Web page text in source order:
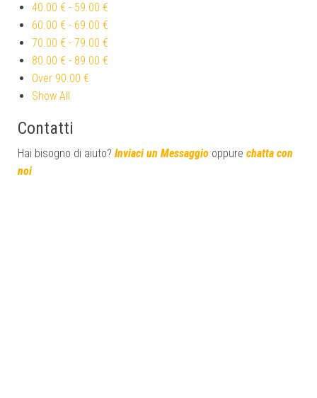
40.00 € - 59.00 €
60.00 € - 69.00 €
70.00 € - 79.00 €
80.00 € - 89.00 €
Over 90.00 €
Show All
Contatti
Hai bisogno di aiuto? Inviaci un Messaggio oppure chatta con
noi